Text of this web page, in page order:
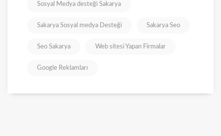
Sosyal Medya desteği Sakarya
Sakarya Sosyal medya Desteği Sakarya Seo
Seo Sakarya Web sitesi Yapan Firmalar
Google Reklamları